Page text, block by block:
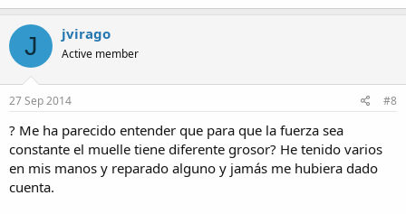
J jvirago
Active member
27 Sep 2014 #8
? Me ha parecido entender que para que la fuerza sea
constante el muelle tiene diferente grosor? He tenido varios
en mis manos y reparado alguno y jamás me hubiera dado
cuenta.